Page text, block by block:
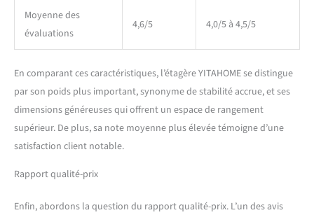
est un ajout polyvalent pour
n'importe quelle pièce
Moyenne des
évaluations
4,6/5 4,0/5 à 4,5/5
En comparant ces caractéristiques, l’étagère YITAHOME se distingue
par son poids plus important, synonyme de stabilité accrue, et ses
dimensions généreuses qui offrent un espace de rangement
supérieur. De plus, sa note moyenne plus élevée témoigne d’une
satisfaction client notable.
Rapport qualité-prix
Enfin, abordons la question du rapport qualité-prix. L’un des avis